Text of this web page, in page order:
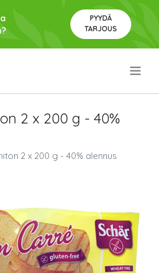
PYYDÄ
TARJOUS
2 x 200 g - 40%
2 x 200 g - 40% alennus